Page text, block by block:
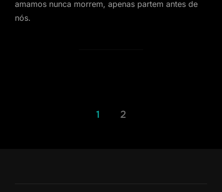
amamos nunca morrem, apenas partem antes de
nós.
1 2